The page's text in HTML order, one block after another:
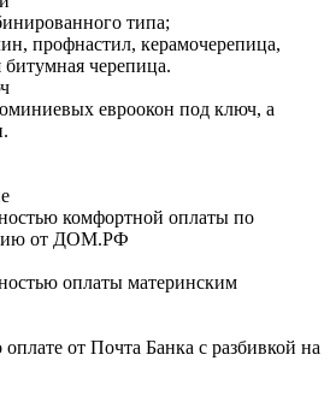
типа;
профнастил, керамочерепица,
черепица.
евроокон под ключ, а
комфортной оплаты по
от ДОМ.РФ
оплаты материнским
от Почта Банка с разбивкой на